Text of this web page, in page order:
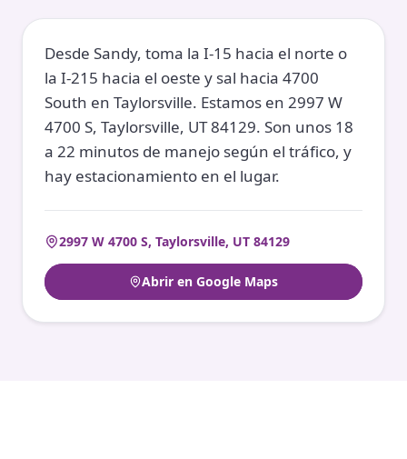
Desde Sandy, toma la I-15 hacia el norte o
la I-215 hacia el oeste y sal hacia 4700
South en Taylorsville. Estamos en 2997 W
4700 S, Taylorsville, UT 84129. Son unos 18
a 22 minutos de manejo según el tráfico, y
hay estacionamiento en el lugar.
2997 W 4700 S, Taylorsville, UT 84129
Abrir en Google Maps